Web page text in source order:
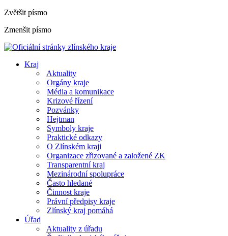
Zvětšit písmo
Zmenšit písmo
Kraj
Aktuality
Orgány kraje
Média a komunikace
Krizové řízení
Pozvánky
Hejtman
Symboly kraje
Praktické odkazy
O Zlínském kraji
Organizace zřizované a založené ZK
Transparentní kraj
Mezinárodní spolupráce
Často hledané
Činnost kraje
Právní předpisy kraje
Zlínský kraj pomáhá
Úřad
Aktuality z úřadu